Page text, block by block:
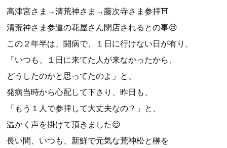
高津宮さま→清荒神さま→藤次寺さま参拝⛩️
清荒神さま参道の花屋さん閉店されるとの事😢
この２年半は、闘病で、１日に行けない日が有り、
「いつも、１日に来てた人が来なかったから、
どうしたのかと思ってたのよ」と、
発病当時から心配して下さり、昨日も、
「もう１人で参拝して大丈夫なの？」と、
温かく声を掛けて頂きました😌
長い間、いつも、新鮮で元気な荒神松と榊を